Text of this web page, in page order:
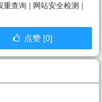
重查询 网站安全检测
点赞 [0]